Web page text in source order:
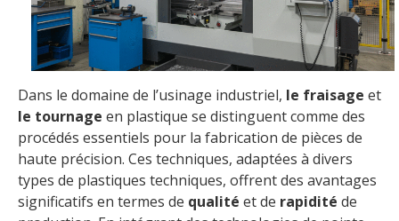
Dans le domaine de l’usinage industriel, le fraisage et
le tournage en plastique se distinguent comme des
procédés essentiels pour la fabrication de pièces de
haute précision. Ces techniques, adaptées à divers
types de plastiques techniques, offrent des avantages
significatifs en termes de qualité et de rapidité de